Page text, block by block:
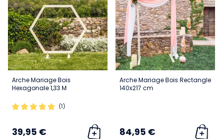
Arche Mariage Bois
Hexagonale 1,33 M
(1)
39,95 €
Arche Mariage Bois Rectangle
140x217 cm
84,95 €